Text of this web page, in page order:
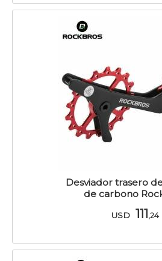
Desviador trasero
de carbono
USD 111,24